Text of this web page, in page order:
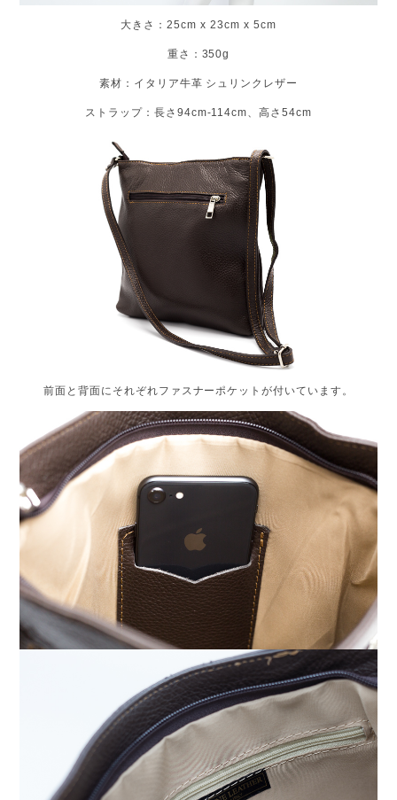
大きさ：25cm x 23cm x 5cm
重さ：350g
素材：イタリア牛革 シュリンクレザー
ストラップ：長さ94cm-114cm、高さ54cm
前面と背面にそれぞれファスナーポケットが付いています。